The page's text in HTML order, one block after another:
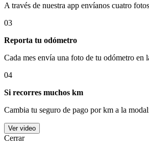
A través de nuestra app envíanos cuatro
03
Reporta tu odómetro
Cada mes envía una foto de tu odómetro en
04
Si recorres muchos km
Cambia tu seguro de pago por km a la
Ver video
Cerrar